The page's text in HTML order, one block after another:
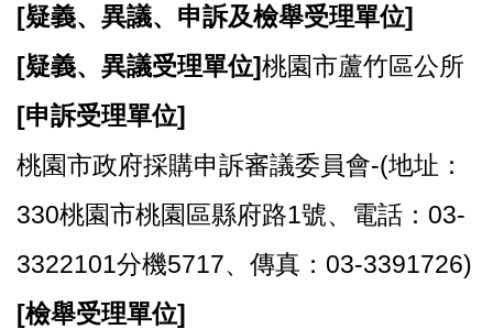
[疑義、異議、申訴及檢舉受理單位]
[疑義、異議受理單位]桃園市蘆竹區公所
[申訴受理單位]
桃園市政府採購申訴審議委員會-(地址：
330桃園市桃園區縣府路1號、電話：03-
3322101分機5717、傳真：03-3391726)
[檢舉受理單位]